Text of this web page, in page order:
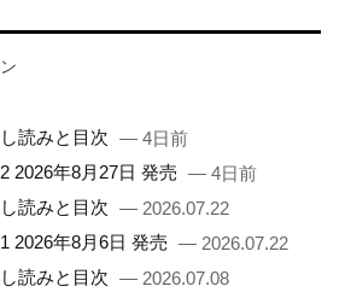
読みと目次 — 4日前
2026年8月27日 発売 — 4日前
読みと目次 — 2026.07.22
2026年8月6日 発売 — 2026.07.22
読みと目次 — 2026.07.08